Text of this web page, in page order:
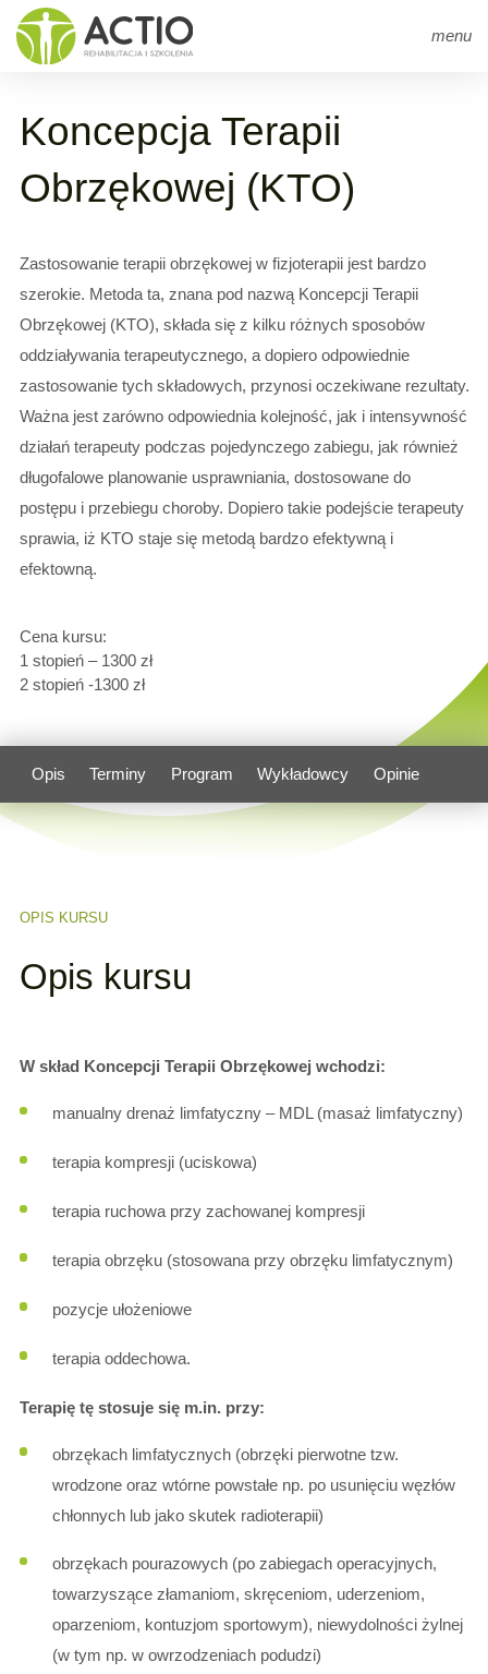
menu
Strona głównaarrow_right Szkolenia
Koncepcja Terapii
Obrzękowej (KTO)
Zastosowanie terapii obrzękowej w fizjoterapii jest bardzo
szerokie. Metoda ta, znana pod nazwą Koncepcji Terapii
Obrzękowej (KTO), składa się z kilku różnych sposobów
oddziaływania terapeutycznego, a dopiero odpowiednie
zastosowanie tych składowych, przynosi oczekiwane rezultaty.
Ważna jest zarówno odpowiednia kolejność, jak i intensywność
działań terapeuty podczas pojedynczego zabiegu, jak również
długofalowe planowanie usprawniania, dostosowane do
postępu i przebiegu choroby. Dopiero takie podejście terapeuty
sprawia, iż KTO staje się metodą bardzo efektywną i
efektowną.
Cena kursu:
1 stopień – 1300 zł
2 stopień -1300 zł
Opis Terminy Program Wykładowcy Opinie
OPIS KURSU
Opis kursu
W skład Koncepcji Terapii Obrzękowej wchodzi:
manualny drenaż limfatyczny – MDL (masaż limfatyczny)
terapia kompresji (uciskowa)
terapia ruchowa przy zachowanej kompresji
terapia obrzęku (stosowana przy obrzęku limfatycznym)
pozycje ułożeniowe
terapia oddechowa.
Terapię tę stosuje się m.in. przy:
obrzękach limfatycznych (obrzęki pierwotne tzw.
wrodzone oraz wtórne powstałe np. po usunięciu węzłów
chłonnych lub jako skutek radioterapii)
obrzękach pourazowych (po zabiegach operacyjnych,
towarzyszące złamaniom, skręceniom, uderzeniom,
oparzeniom, kontuzjom sportowym), niewydolności żylnej
(w tym np. w owrzodzeniach podudzi)